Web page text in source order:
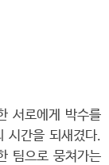
서로에게 박수를
시간을 되새겼다.
팀으로 뭉쳐가는